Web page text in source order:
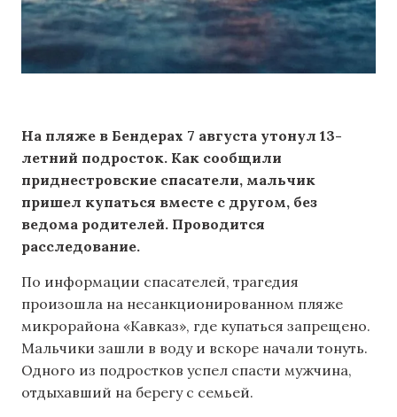
На пляже в Бендерах 7 августа утонул 13-
летний подросток. Как сообщили
приднестровские спасатели, мальчик
пришел купаться вместе с другом, без
ведома родителей. Проводится
расследование.
По информации спасателей, трагедия
произошла на несанкционированном пляже
микрорайона «Кавказ», где купаться запрещено.
Мальчики зашли в воду и вскоре начали тонуть.
Одного из подростков успел спасти мужчина,
отдыхавший на берегу с семьей.